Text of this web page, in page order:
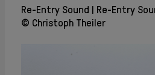
Re-Entry Sound Re-Entry
© Christoph Theiler